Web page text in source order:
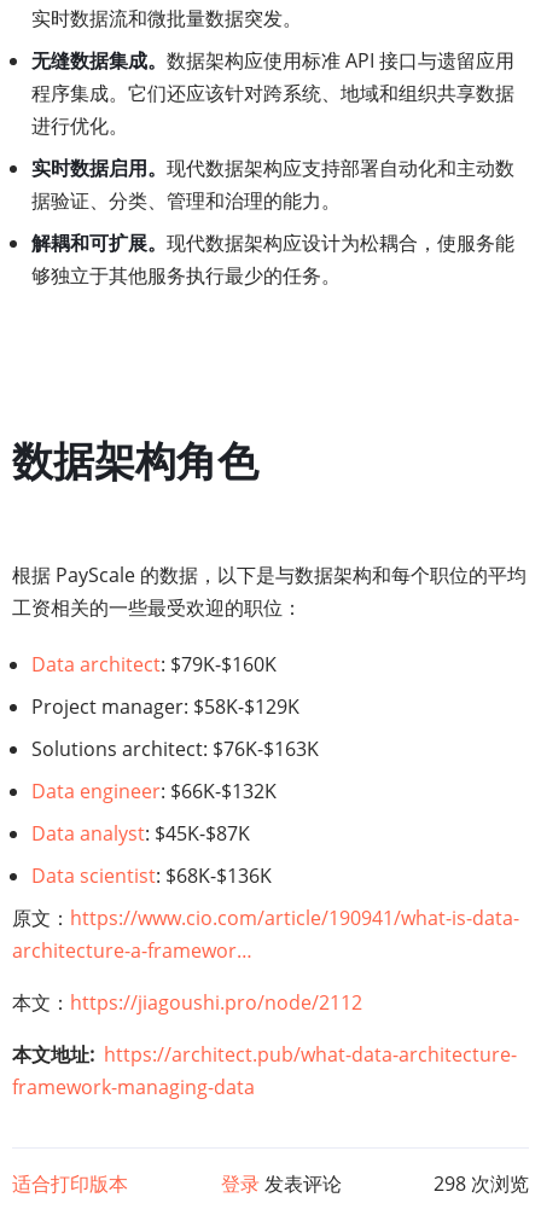
实时数据流和微批量数据突发。
无缝数据集成。 数据架构应使用标准 API 接口与遗留应用
程序集成。它们还应该针对跨系统、地域和组织共享数据
进行优化。
实时数据启用。 现代数据架构应支持部署自动化和主动数
据验证、分类、管理和治理的能力。
解耦和可扩展。 现代数据架构应设计为松耦合，使服务能
够独立于其他服务执行最少的任务。
数据架构角色
根据 PayScale 的数据，以下是与数据架构和每个职位的平均
工资相关的一些最受欢迎的职位：
Data architect: $79K-$160K
Project manager: $58K-$129K
Solutions architect: $76K-$163K
Data engineer: $66K-$132K
Data analyst: $45K-$87K
Data scientist: $68K-$136K
原文： https://www.cio.com/article/190941/what-is-data-
architecture-a-framewor…
本文： https://jiagoushi.pro/node/2112
本文地址 https://architect.pub/what-data-architecture-
framework-managing-data
适合打印版本 登录发表评论 298 次浏览